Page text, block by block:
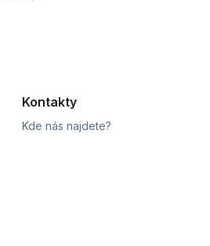
Kontakty
Kde nás najdete?